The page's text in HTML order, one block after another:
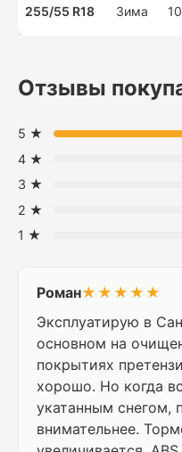
255/55 R18 Зима
Отзывы
5 ★
4 ★
3 ★
2 ★
1 ★
Роман★★★★★
Эксплуатирую в
основном на
покрытиях
хорошо. Но когда
укатанным снегом,
внимательнее.